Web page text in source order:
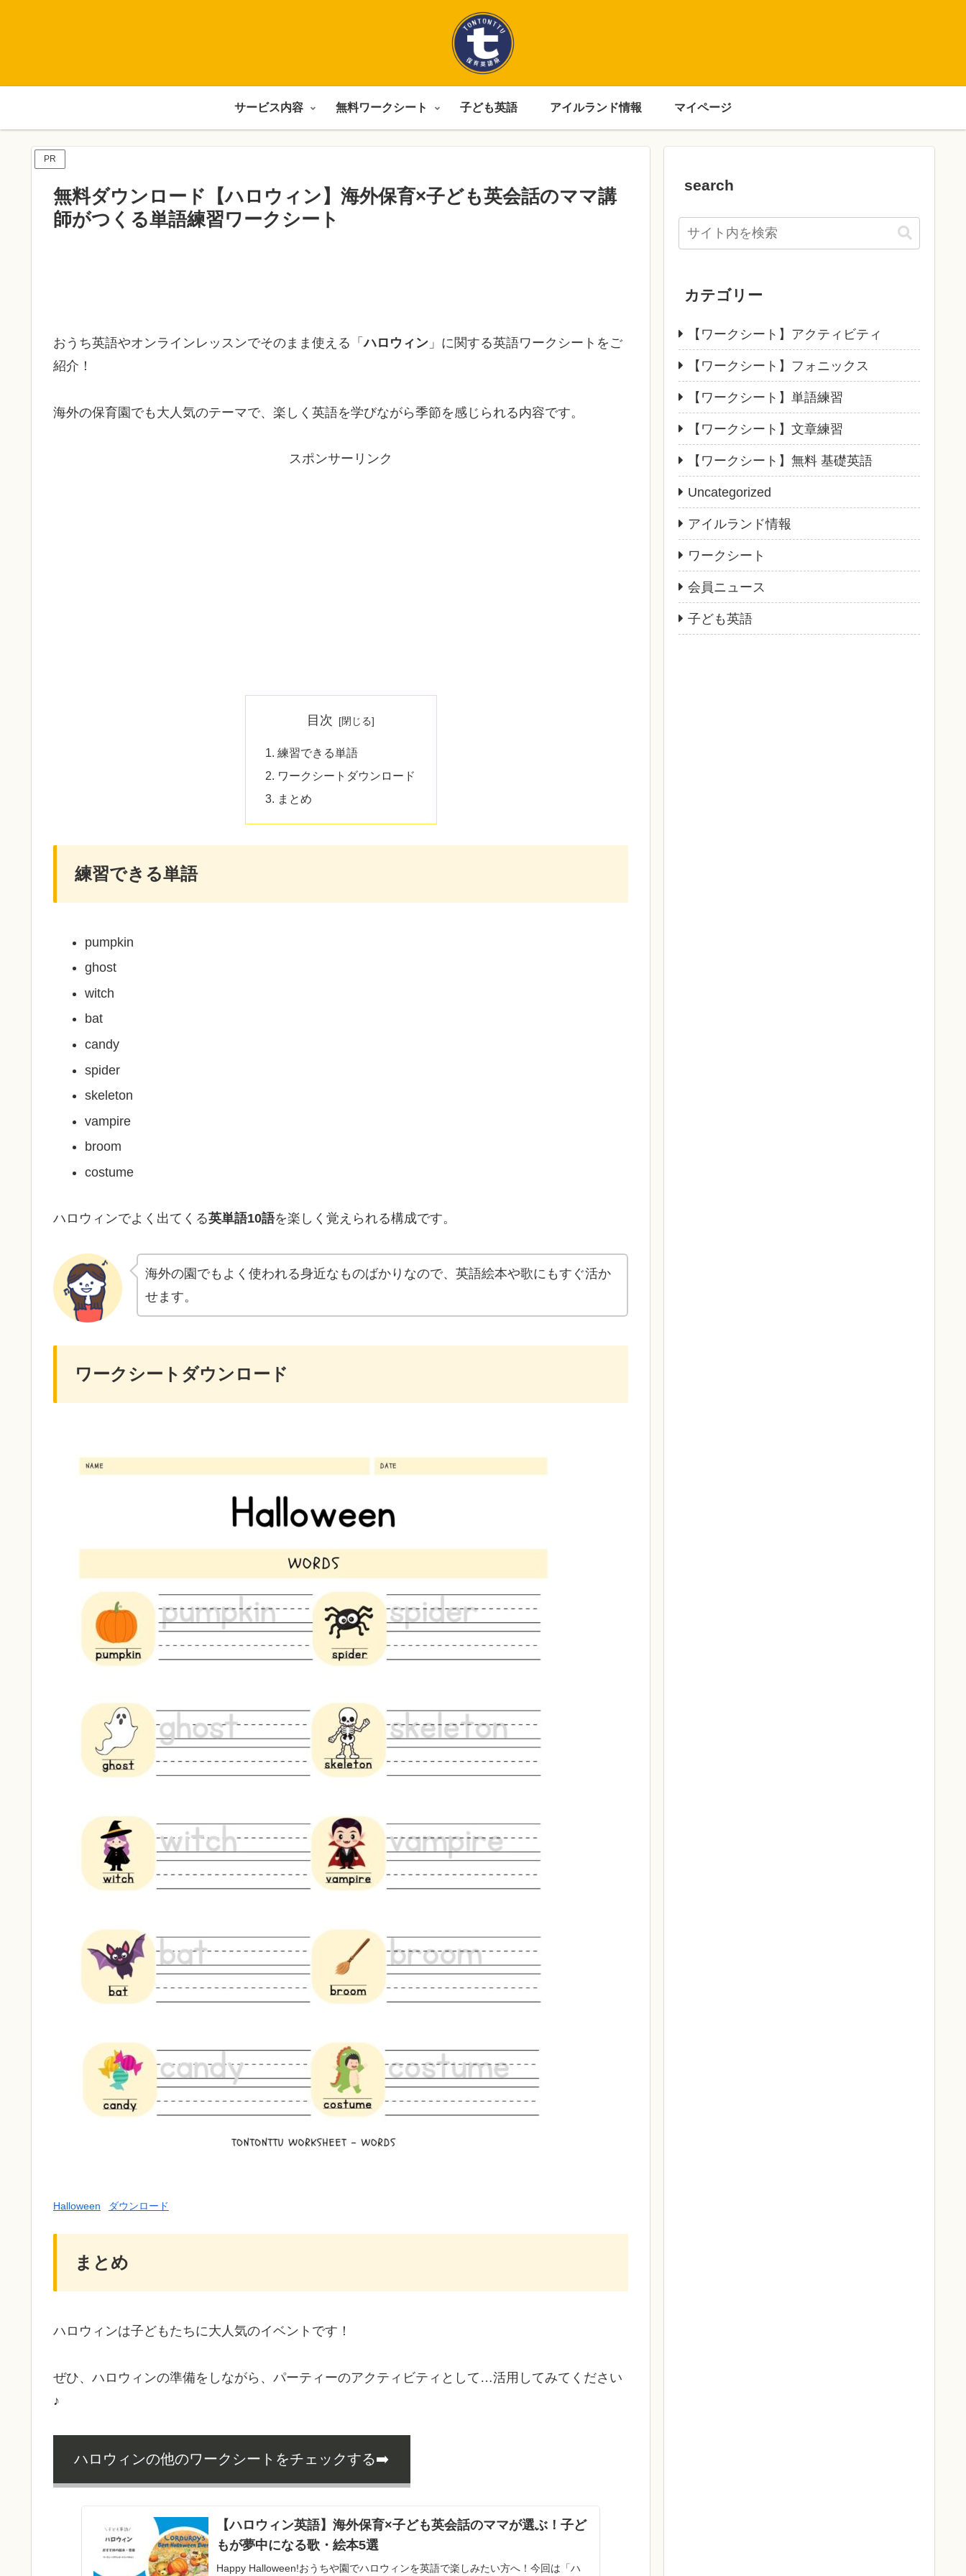
サービス内容 無料ワークシート 子ども英語 アイルランド情報 マイページ
PR
無料ダウンロード【ハロウィン】海外保育×子ども英会話のママ講
師がつくる単語練習ワークシート
おうち英語やオンラインレッスンでそのまま使える「ハロウィン 」に関する英語ワークシートをご
紹介！
海外の保育園でも大人気のテーマで、楽しく英語を学びながら季節を感じられる内容です。
スポンサーリンク
目次
練習できる単語
ワークシートダウンロード
まとめ
練習できる単語
pumpkin
ghost
witch
bat
candy
spider
skeleton
vampire
broom
costume
ハロウィンでよく出てくる英単語10語を楽しく覚えられる構成です。
海外の園でもよく使われる身近なものばかりなので、英語絵本や歌にもすぐ活か
せます。
ワークシートダウンロード
Halloween ダウンロード
まとめ
ハロウィンは子どもたちに大人気のイベントです！
ぜひ、ハロウィンの準備をしながら、パーティーのアクティビティとして…活用してみてください
♪
ハロウィンの他のワークシートをチェックする➡️
【ハロウィン英語】海外保育×子ども英会話のママが選ぶ！子ど
もが夢中になる歌・絵本5選
Happy Halloween!おうちや園でハロウィンを英語で楽しみたい方へ！今回は「ハ
search
カテゴリー
【ワークシート】アクティビティ
【ワークシート】フォニックス
【ワークシート】単語練習
【ワークシート】文章練習
【ワークシート】無料 基礎英語
Uncategorized
アイルランド情報
ワークシート
会員ニュース
子ども英語